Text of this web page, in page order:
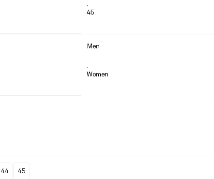
45
Men
Women
44
45